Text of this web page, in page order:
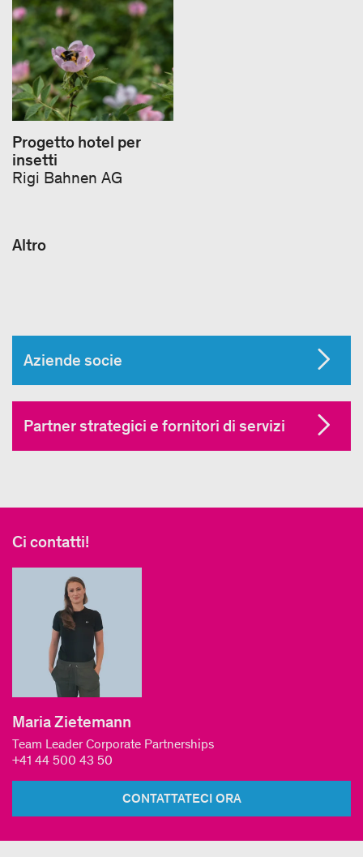
Progetto hotel per
insetti
Rigi Bahnen AG
Altro
Aziende socie
Partner strategici e fornitori di servizi
Ci contatti!
Maria Zietemann
Team Leader Corporate Partnerships
+41 44 500 43 50
CONTATTATECI ORA